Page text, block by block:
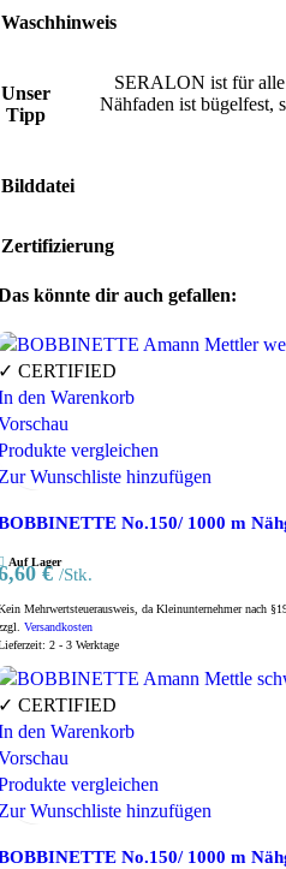
Waschhinweis
Unser
Tipp
SERALON ist für alle
Nähfaden ist bügelfest,
Bilddatei
Zertifizierung
könnte dir auch gefallen:
CERTIFIED
den Warenkorb
vergleichen
Wunschliste hinzufügen
No.150/ 1000 m
Auf Lager
€ /Stk.
Mehrwertsteuerausweis, da Kleinunternehmer nach
Versandkosten
2 - 3 Werktage
CERTIFIED
den Warenkorb
vergleichen
Wunschliste hinzufügen
No.150/ 1000 m